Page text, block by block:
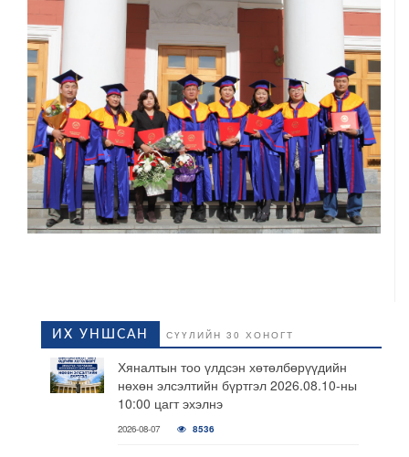
ИХ УНШСАН СҮҮЛИЙН 30 ХОНОГТ
Хяналтын тоо үлдсэн хөтөлбөрүүдийн
нөхөн элсэлтийн бүртгэл 2026.08.10-ны
10:00 цагт эхэлнэ
2026-08-07 8536